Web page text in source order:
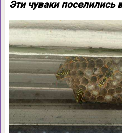
Эти чуваки поселились